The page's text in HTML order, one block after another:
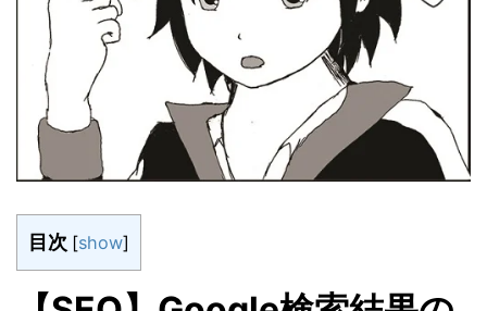
目次 [show]